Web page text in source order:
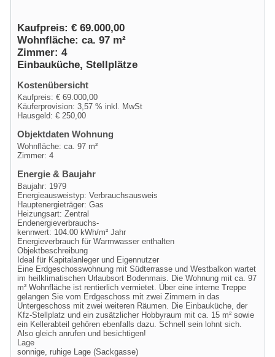
Kaufpreis: € 69.000,00
Wohnfläche: ca. 97 m²
Zimmer: 4
Einbauküche, Stellplätze
Kostenübersicht
Kaufpreis: € 69.000,00
Käuferprovision: 3,57 % inkl. MwSt
Hausgeld: € 250,00
Objektdaten Wohnung
Wohnfläche: ca. 97 m²
Zimmer: 4
Energie & Baujahr
Baujahr: 1979
Energieausweistyp: Verbrauchsausweis
Hauptenergieträger: Gas
Heizungsart: Zentral
Endenergieverbrauchs-
kennwert: 104.00 kWh/m² Jahr
Energieverbrauch für Warmwasser enthalten
Objektbeschreibung
Ideal für Kapitalanleger und Eigennutzer
Eine Erdgeschosswohnung mit Südterrasse und Westbalkon wartet
im heilklimatischen Urlaubsort Bodenmais. Die Wohnung mit ca. 97
m² Wohnfläche ist rentierlich vermietet. Über eine interne Treppe
gelangen Sie vom Erdgeschoss mit zwei Zimmern in das
Untergeschoss mit zwei weiteren Räumen. Die Einbauküche, der
Kfz-Stellplatz und ein zusätzlicher Hobbyraum mit ca. 15 m² sowie
ein Kellerabteil gehören ebenfalls dazu. Schnell sein lohnt sich.
Also gleich anrufen und besichtigen!
Lage
sonnige, ruhige Lage (Sackgasse)